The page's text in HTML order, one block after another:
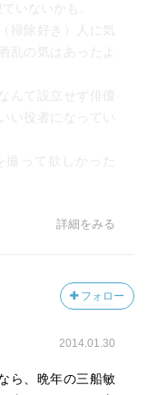
いないかも。
掃除好き）人に気
乱の気はあったよ
んて設立せず俳優
い役者になってい
って欲しかった
詳細をみる
フォロー
2014.01.30
ら、晩年の三船敏